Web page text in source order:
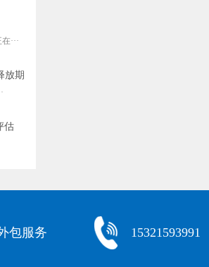
···
放期
估
包服务 15321593991